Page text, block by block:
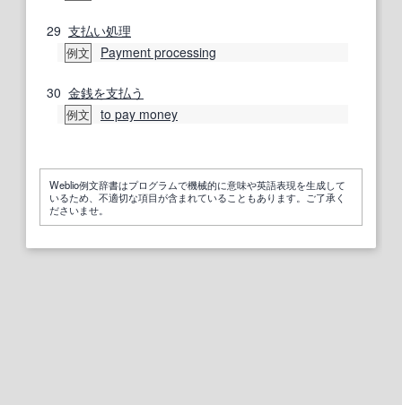
29 支払い処理
例文 Payment processing
30 金銭を支払う
例文 to pay money
Weblio例文辞書はプログラムで機械的に意味や英語表現を生成して
いるため、不適切な項目が含まれていることもあります。ご了承く
ださいませ。